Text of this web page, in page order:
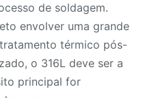
de soldagem.
envolver uma grande
térmico pós-
o 316L deve ser a
principal for